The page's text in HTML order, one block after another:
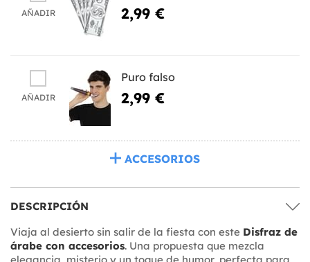
AÑADIR 2,99 €
AÑADIR
Puro falso
2,99 €
ACCESORIOS
DESCRIPCIÓN
Viaja al desierto sin salir de la fiesta con este Disfraz de
árabe con accesorios. Una propuesta que mezcla
elegancia, misterio y un toque de humor, perfecta para